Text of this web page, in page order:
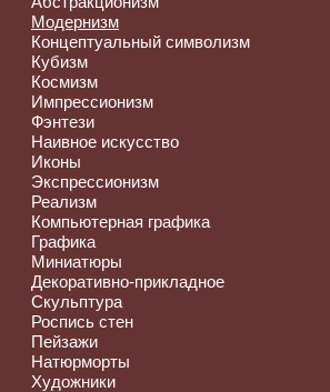
Модернизм
Концептуальный символизм
Кубизм
Космизм
Импрессионизм
Фэнтези
Наивное искусство
Иконы
Экспрессионизм
Реализм
Компьютерная графика
Графика
Миниатюры
Декоративно-прикладное
Скульптура
Роспись стен
Пейзажи
Натюрморты
Художники